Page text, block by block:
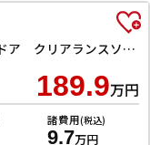
ターボ バックカメラ 両側電動スライドドア クリアランスソナー オートクルーズコントロール レーンアシスト 衝突被害軽減システム オートライト LEDヘッドランプ スマートキー アイドリングストップ
189.9万円
諸費用(税込)
9.7万円